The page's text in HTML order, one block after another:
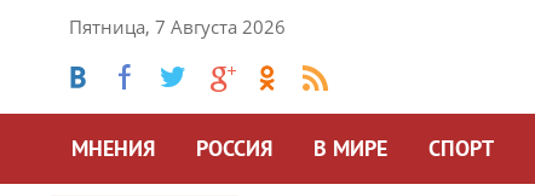
Пятница, 7 Августа 2026
МНЕНИЯ РОССИЯ В МИРЕ СПОРТ